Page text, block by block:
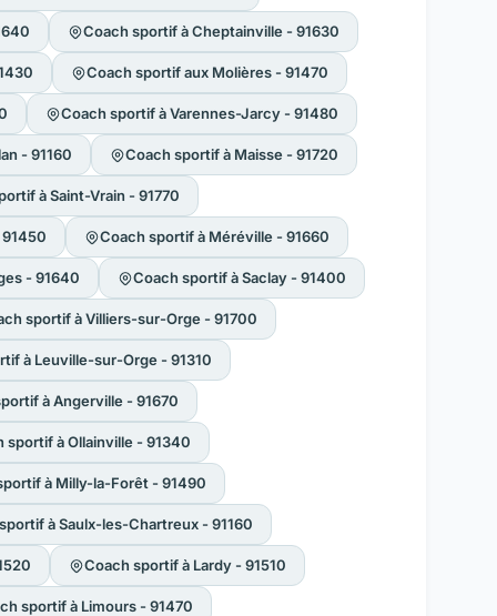
Coach sportif à Cheptainville - 91630
Coach sportif aux Molières - 91470
Coach sportif à Varennes-Jarcy - 91480
- 91160 Coach sportif à Maisse - 91720
à Saint-Vrain - 91770
Coach sportif à Méréville - 91660
- 91640 Coach sportif à Saclay - 91400
sportif à Villiers-sur-Orge - 91700
à Leuville-sur-Orge - 91310
à Angerville - 91670
sportif à Ollainville - 91340
à Milly-la-Forêt - 91490
à Saulx-les-Chartreux - 91160
Coach sportif à Lardy - 91510
sportif à Limours - 91470